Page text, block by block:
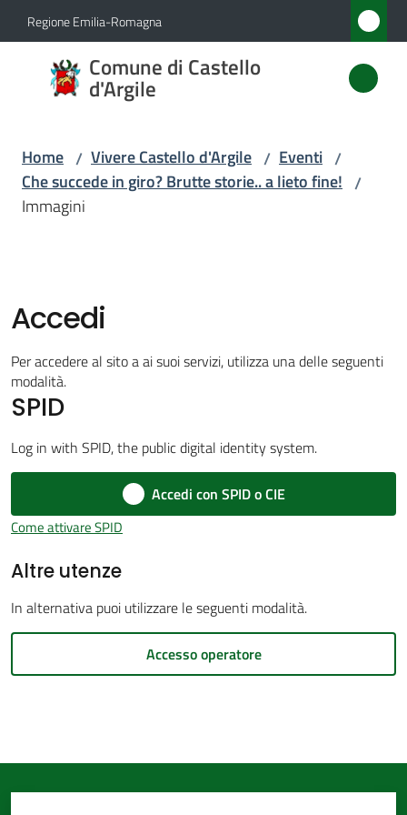
Vai al contenuto
Vai alla navigazione
Vai al footer
Regione Emilia-Romagna
Comune di Castello
d'Argile
Comune
di
Servizi
Vivere
Castello
Menu selezionato
Trasparente
argomenti...
Seguici
Home / Vivere Castello d'Argile / Eventi /
Che succede in giro? Brutte storie.. a lieto fine! /
Immagini
Accedi
Per accedere al sito a ai suoi servizi, utilizza una delle seguenti
modalità.
SPID
Log in with SPID, the public digital identity system.
Accedi con SPID o CIE
Come attivare SPID
Altre utenze
In alternativa puoi utilizzare le seguenti modalità.
Accesso operatore